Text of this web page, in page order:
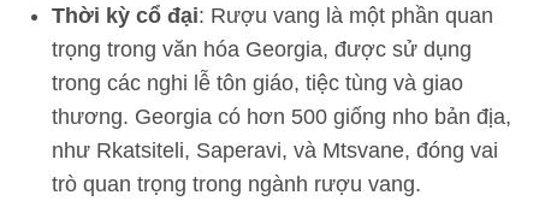
Thời kỳ cổ đại: Rượu vang là một phần quan
trọng trong văn hóa Georgia, được sử dụng
trong các nghi lễ tôn giáo, tiệc tùng và giao
thương. Georgia có hơn 500 giống nho bản địa,
như Rkatsiteli, Saperavi, và Mtsvane, đóng vai
trò quan trọng trong ngành rượu vang.